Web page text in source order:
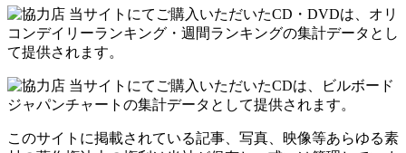
当サイトにてご購入いただいたCD・DVDは、オリ
コンデイリーランキング・週間ランキングの集計データとし
て提供されます。
当サイトにてご購入いただいたCDは、ビルボード
ジャパンチャートの集計データとして提供されます。
このサイトに掲載されている記事、写真、映像等あらゆる素